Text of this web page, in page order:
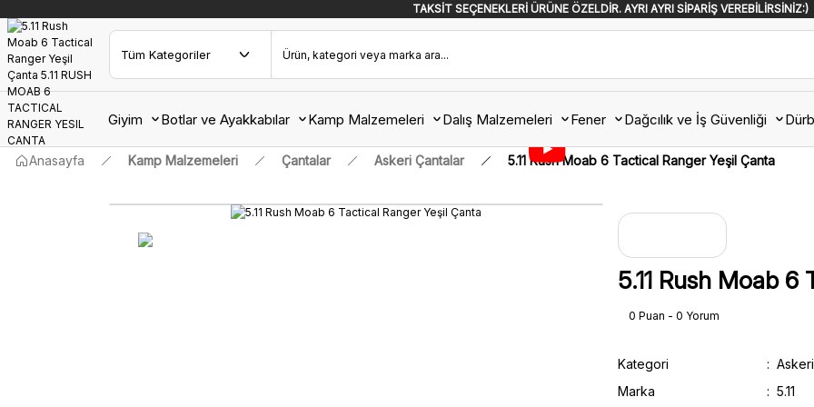
TAKSİT SEÇENEKLERİ ÜRÜNE ÖZELDİR. AYRI AYRI SİPARİŞ VEREBİLİRSİNİZ:)
Giyim Botlar ve Ayakkabılar Kamp Malzemeleri Dalış Malzemeleri Fener Dağcılık ve İş Güvenliği
Anasayfa Kamp Malzemeleri Çantalar Askeri Çantalar 5.11 Rush Moab 6 Tactical Ranger Yeşil Çanta
5.11 Rush Moab
0 Puan - 0 Yorum
Kategori
Marka
5.11